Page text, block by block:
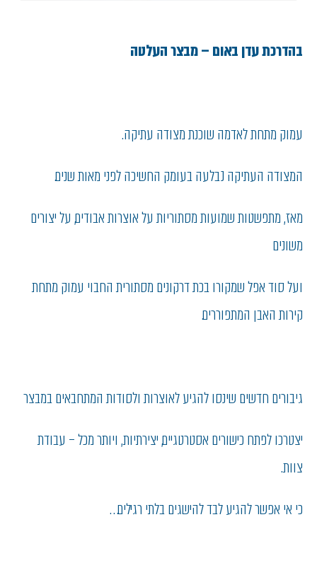
בהדרכת עדן באום – מבצר העלטה
עמוק מתחת לאדמה שוכנת מצודה עתיקה.
המצודה העתיקה נבלעה בעומק החשיכה לפני מאות שנים.
מאז, מתפשטות שמועות מסתוריות על אוצרות אבודים, על יצורים
משונים
ועל סוד אפל שמקורו בכת דרקונים מסתורית החבוי עמוק מתחת
קירות האבן המתפוררים.
גיבורים חדשים שינסו להגיע לאוצרות ולסודות המתחבאים במבצר
יצטרכו לפתח כישורים אסטרטגיים, יצירתיות, ויותר מכל – עבודת
צוות.
כי אי אפשר להגיע לבד להישגים בלתי רגילים…